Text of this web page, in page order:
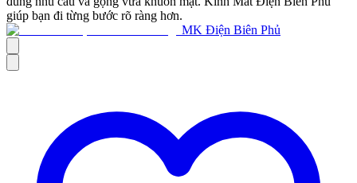
giúp bạn đi từng bước rõ ràng hơn.
MK Điện Biên Phủ